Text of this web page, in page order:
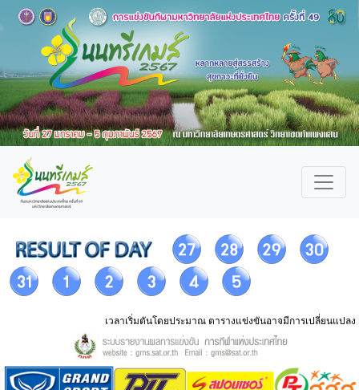
เวลาเริ่มตันโดยประมาณ ตารางแข่งขันอาจมีการเปลี่ยนแปลง